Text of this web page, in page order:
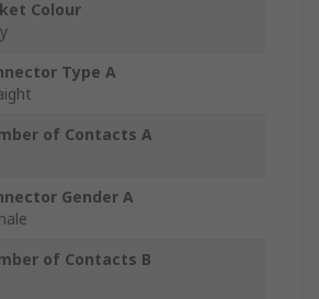
Colour
Type A
of Contacts A
Gender A
of Contacts B